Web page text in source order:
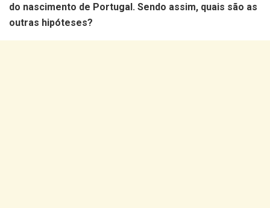
do nascimento de Portugal. Sendo assim, quais são as
outras hipóteses?